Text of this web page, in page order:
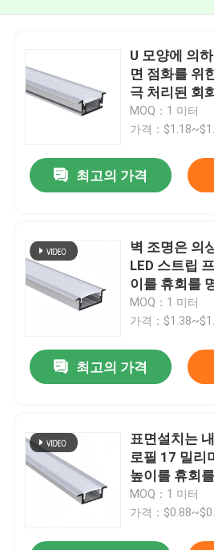
U 모양에 의
면 점화를 위
극 처리된 회
MOQ：1 미터
가격：
최고의 가격
벽 조명은 의
LED 스트립
이를 휴회를
MOQ：1 미터
가격：
최고의 가격
표면설치는
로필 17 밀리
높이를 휴회
MOQ：1 미터
가격：